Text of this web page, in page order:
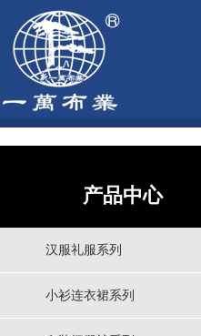
产品中心
汉服礼服系列
小衫连衣裙系列